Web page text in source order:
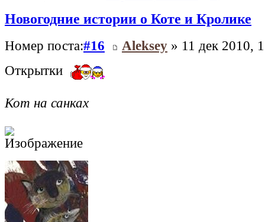
Новогодние истории о Коте и Кролике
Номер поста:#16 Aleksey » 11 дек 2010,
Открытки
Кот на санках